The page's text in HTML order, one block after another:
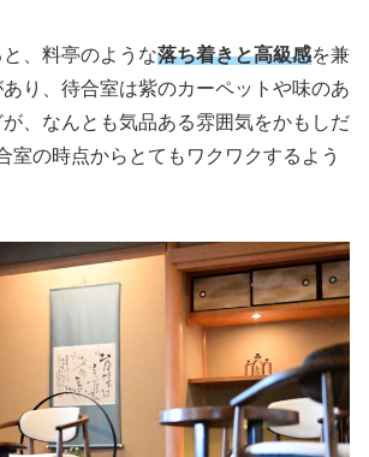
、料亭のような落ち着きと高級感を兼
り、待合室は紫のカーペットや味のあ
、なんとも気品ある雰囲気をかもしだ
室の時点からとてもワクワクするよう